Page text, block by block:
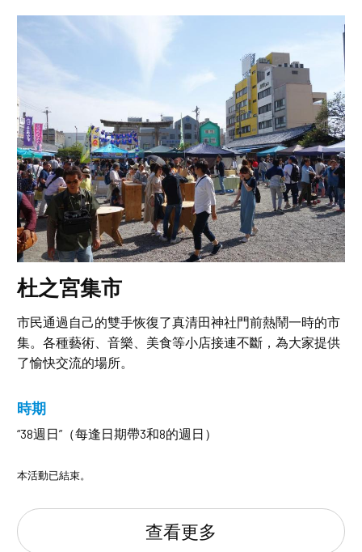
杜之宮集市
市民通過自己的雙手恢復了真清田神社門前熱鬧一時的市
集。各種藝術、音樂、美食等小店接連不斷，為大家提供
了愉快交流的場所。
時期
“38週日”（每逢日期帶3和8的週日）
本活動已結束。
查看更多